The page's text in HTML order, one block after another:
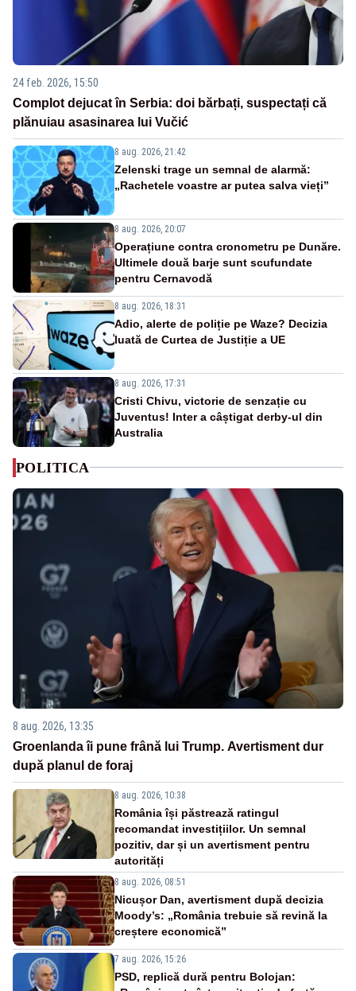
24 feb. 2026, 15:50
Complot dejucat în Serbia: doi bărbați, suspectați că
plănuiau asasinarea lui Vučić
8 aug. 2026, 21:42
Zelenski trage un semnal de alarmă:
„Rachetele voastre ar putea salva vieți”
8 aug. 2026, 20:07
Operațiune contra cronometru pe Dunăre.
Ultimele două barje sunt scufundate
pentru Cernavodă
8 aug. 2026, 18:31
Adio, alerte de poliție pe Waze? Decizia
luată de Curtea de Justiție a UE
8 aug. 2026, 17:31
Cristi Chivu, victorie de senzație cu
Juventus! Inter a câștigat derby-ul din
Australia
POLITICA
8 aug. 2026, 13:35
Groenlanda îi pune frână lui Trump. Avertisment dur
după planul de foraj
8 aug. 2026, 10:38
România își păstrează ratingul
recomandat investițiilor. Un semnal
pozitiv, dar și un avertisment pentru
autorități
8 aug. 2026, 08:51
Nicușor Dan, avertisment după decizia
Moody’s: „România trebuie să revină la
creștere economică”
7 aug. 2026, 15:26
PSD, replică dură pentru Bolojan: